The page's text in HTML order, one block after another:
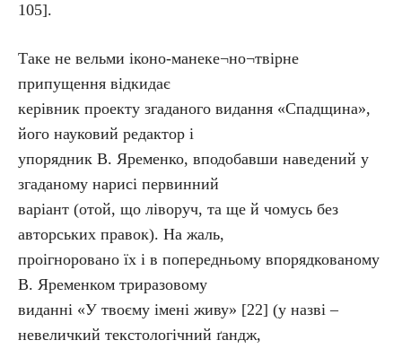
105].
Таке не вельми іконо-манеке¬но¬твірне
припущення відкидає
керівник проекту згаданого видання «Спадщина»,
його науковий редактор і
упорядник В. Яременко, вподобавши наведений у
згаданому нарисі первинний
варіант (отой, що ліворуч, та ще й чомусь без
авторських правок). На жаль,
проігноровано їх і в попередньому впорядкованому
В. Яременком триразовому
виданні «У твоєму імені живу» [22] (у назві –
невеличкий текстологічний ґандж,